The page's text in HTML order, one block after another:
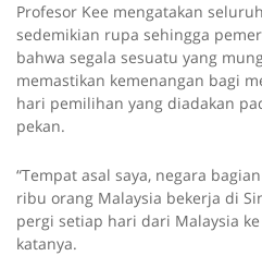
Profesor Kee mengatakan
sedemikian rupa sehingga
bahwa segala sesuatu yang
memastikan kemenangan bagi
hari pemilihan yang diadakan
pekan.
“Tempat asal saya, negara
ribu orang Malaysia bekerja di
pergi setiap hari dari Malaysia
katanya.